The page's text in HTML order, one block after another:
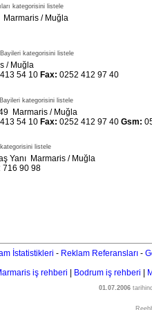
kategorisini listele
/ Muğla
kategorisini listele
/ Muğla
54 10 Fax: 0252 412 97 40
kategorisini listele
Marmaris / Muğla
54 10 Fax: 0252 412 97 40 Gsm:
kategorisini listele
Yanı Marmaris / Muğla
716 90 98
İstatistikleri - Reklam Referansları -
iş rehberi
Bodrum iş rehberi
01.07.2006